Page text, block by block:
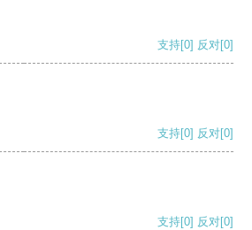
支持[0] 反对[0]
支持[0] 反对[0]
支持[0] 反对[0]